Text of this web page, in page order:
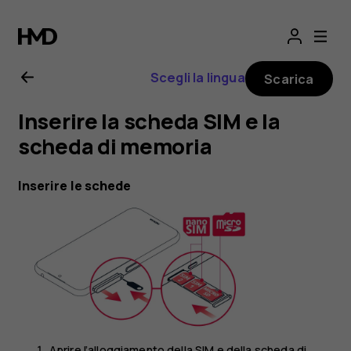
Manuale
d’uso
del
Nokia
4.2
Scegli la lingua Scarica
Inserire la scheda SIM e la
scheda di memoria
Inserire le schede